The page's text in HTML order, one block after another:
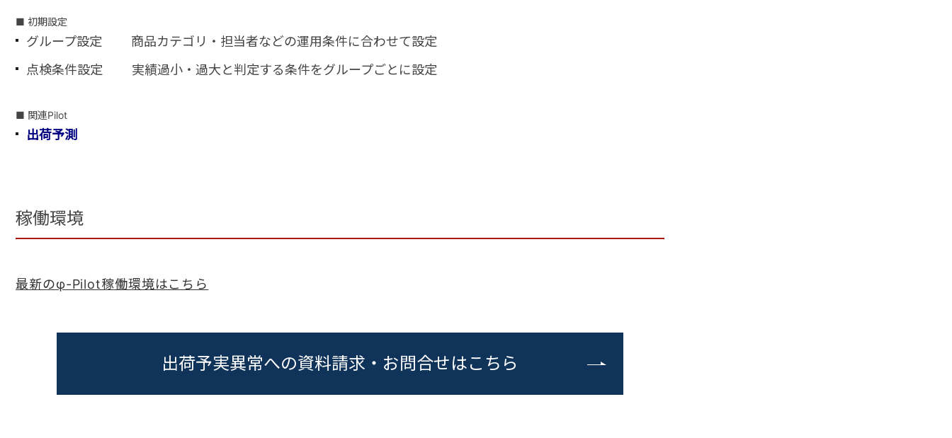
■ 初期設定
グループ設定 商品カテゴリ・担当者などの運用条件に合わせて設定
点検条件設定 実績過小・過大と判定する条件をグループごとに設定
■ 関連Pilot
出荷予測
稼働環境
最新のφ-Pilot稼働環境はこちら
出荷予実異常への資料請求・お問合せはこちら